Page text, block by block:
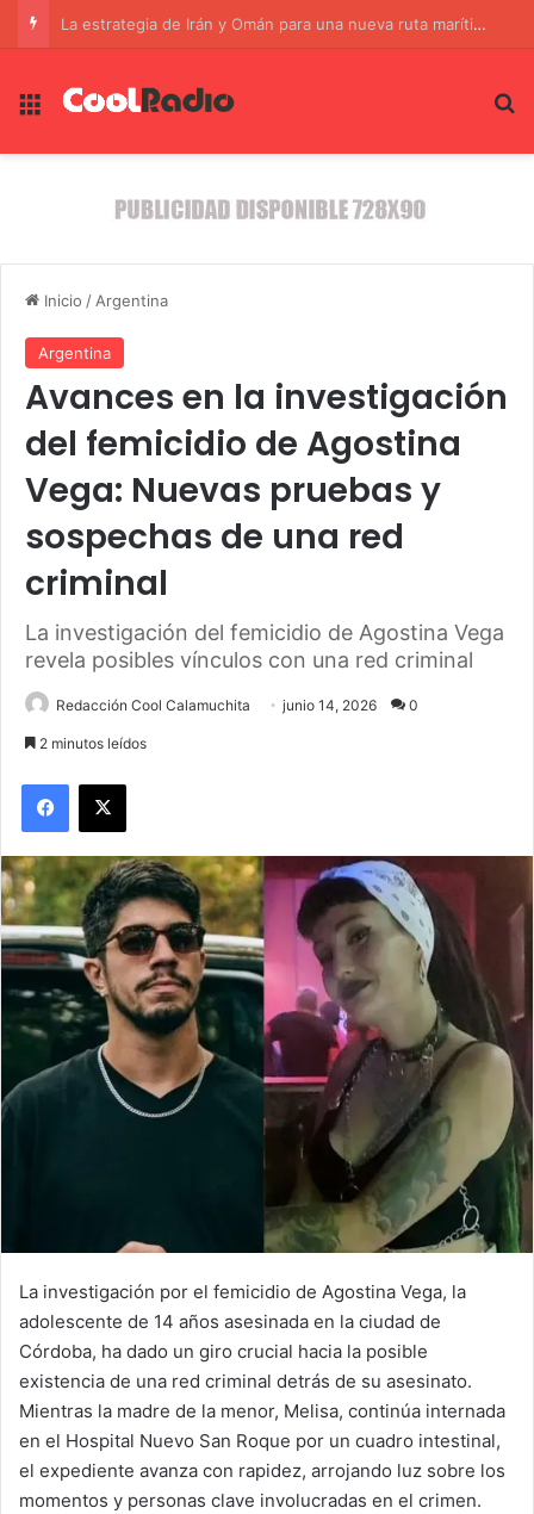
Ucrania se enfrenta a un invierno crítico: Zelensky alerta sobre la devastación de la infraestructura energética
Menú
Inicio / Argentina
Argentina
Avances en la investigación
del femicidio de Agostina
Vega: Nuevas pruebas y
sospechas de una red
criminal
La investigación del femicidio de Agostina Vega
revela posibles vínculos con una red criminal
Redacción Cool Calamuchita junio 14, 2026 0
2 minutos leídos
Facebook
X
La investigación por el femicidio de Agostina Vega, la
adolescente de 14 años asesinada en la ciudad de
Córdoba, ha dado un giro crucial hacia la posible
existencia de una red criminal detrás de su asesinato.
Mientras la madre de la menor, Melisa, continúa internada
en el Hospital Nuevo San Roque por un cuadro intestinal,
el expediente avanza con rapidez, arrojando luz sobre los
momentos y personas clave involucradas en el crimen.